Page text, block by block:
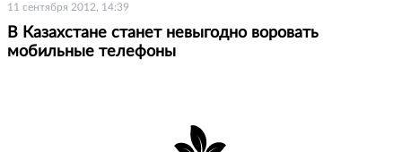
11 сентября 2012, 14:39
В Казахстане станет невыгодно воровать
мобильные телефоны